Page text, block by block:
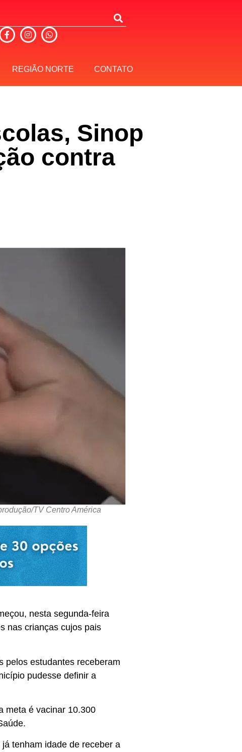
REGIÃO NORTE CONTATO
Sinop
contra
TV Centro América
nesta segunda-feira
nas crianças cujos pais
pelos estudantes receberam
pudesse definir a
meta é vacinar 10.300
tenham idade de receber a